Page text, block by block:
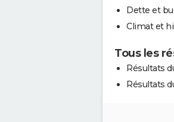
Dette et
Climat et
Tous les
Résultats
Résultats